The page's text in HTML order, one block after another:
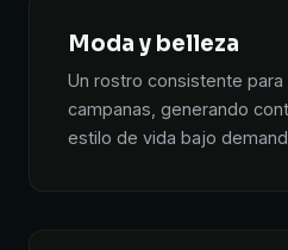
Moda y belleza
Un rostro consistente
campanas, generando
estilo de vida bajo